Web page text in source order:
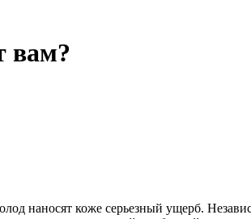
вам?
наносят коже серьезный ущерб.